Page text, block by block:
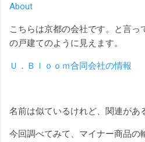
About
こちらは京都の会社です。と言っ
の戸建てのように見えます。
Ｕ．Ｂｌｏｏｍ合同会社の情報
名前は似ているけれど、関連があ
今回調べてみて、マイナー商品の